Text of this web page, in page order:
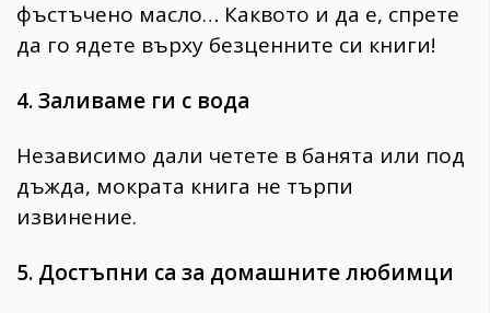
фъстъчено масло… Каквото и да е, спрете
да го ядете върху безценните си книги!
4. Заливаме ги с вода
Независимо дали четете в банята или под
дъжда, мократа книга не търпи
извинение.
5. Достъпни са за домашните любимци